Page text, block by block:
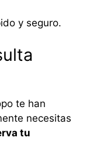
y seguro.
te han
necesitas
tu